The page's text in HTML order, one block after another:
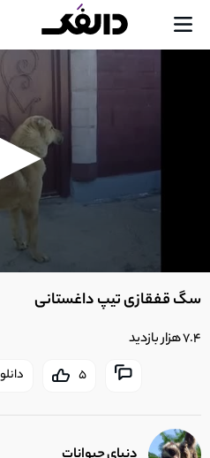
سگ قفقازی تیپ داغستانی
7.4 هزار بازدید
5